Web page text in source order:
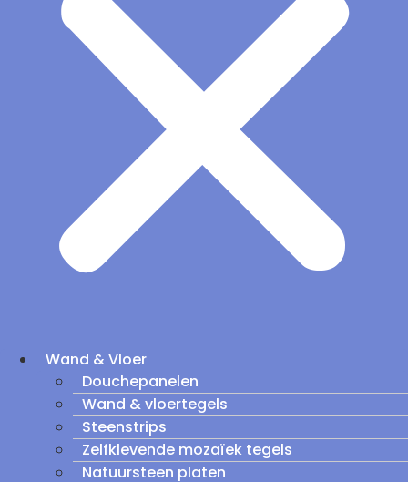
Wand & Vloer
Douchepanelen
Wand & vloertegels
Steenstrips
Zelfklevende mozaïek tegels
Natuursteen platen